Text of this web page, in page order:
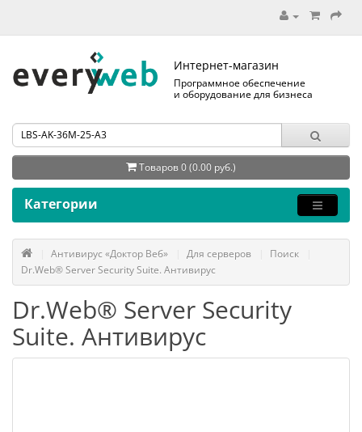
Интернет-магазин
Программное обеспечение
и оборудование для бизнеса
Товаров 0 (0.00 руб.)
Категории
Антивирус «Доктор Веб» Для серверов
Поиск
Dr.Web® Server Security Suite. Антивирус
Dr.Web® Server Security
Suite. Антивирус